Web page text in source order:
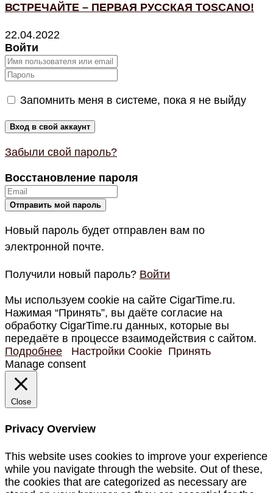
ВСТРЕЧАЙТЕ – ПЕРВАЯ РУССКАЯ TOSCANO!
22.04.2022
Войти
Запомнить меня в системе, пока я не выйду
Забыли свой пароль?
Восстановление пароля
Новый пароль будет отправлен вам по
электронной почте.
Получили новый пароль? Войти
Мы используем cookie на сайте CigarTime.ru.
Нажимая “Принять”, вы даёте согласие на
обработку CigarTime.ru данных, которые вы
передаёте в процессе взаимодействия с сайтом.
Подробнее
Настройки Cookie Принять
Manage consent
Close
Privacy Overview
This website uses cookies to improve your experience
while you navigate through the website. Out of these,
the cookies that are categorized as necessary are